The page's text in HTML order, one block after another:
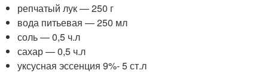
репчатый лук — 250 г
вода питьевая — 250 мл
соль — 0,5 ч.л
сахар — 0,5 ч.л
уксусная эссенция 9%- 5 ст.л